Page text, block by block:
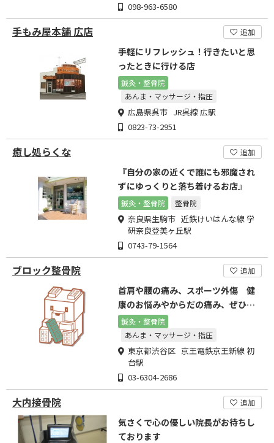
098-963-6580
手もみ屋本舗 広店 追加
手軽にリフレッシュ！行きたいと思
ったときに行ける店
鍼灸・整骨院
あんま・マッサージ・指圧
広島県呉市 JR呉線 広駅
0823-73-2951
癒し処らくな 追加
『自分の家の近くで誰にも邪魔され
ずにゆっくりと落ち着けるお店』
鍼灸・整骨院 整骨院
奈良県生駒市 近鉄けいはんな線 学
研奈良登美ヶ丘駅
0743-79-1564
ブロック整骨院 追加
首肩や腰の痛み、スポーツ外傷 健
康のお悩みやからだの痛み、ぜひご
相談ください。
鍼灸・整骨院
あんま・マッサージ・指圧
東京都渋谷区 京王電鉄京王新線 初
台駅
03-6304-2686
大内接骨院 追加
気さくで心の優しい院長がお待ちし
ております